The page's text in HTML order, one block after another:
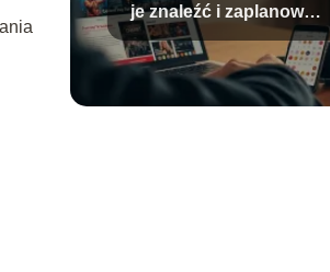
je znaleźć i zaplanować
udział?